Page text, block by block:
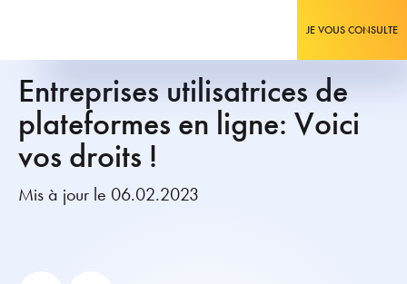
JE VOUS CONSULTE
Entreprises utilisatrices de
plateformes en ligne: Voici
vos droits !
Mis à jour le 06.02.2023